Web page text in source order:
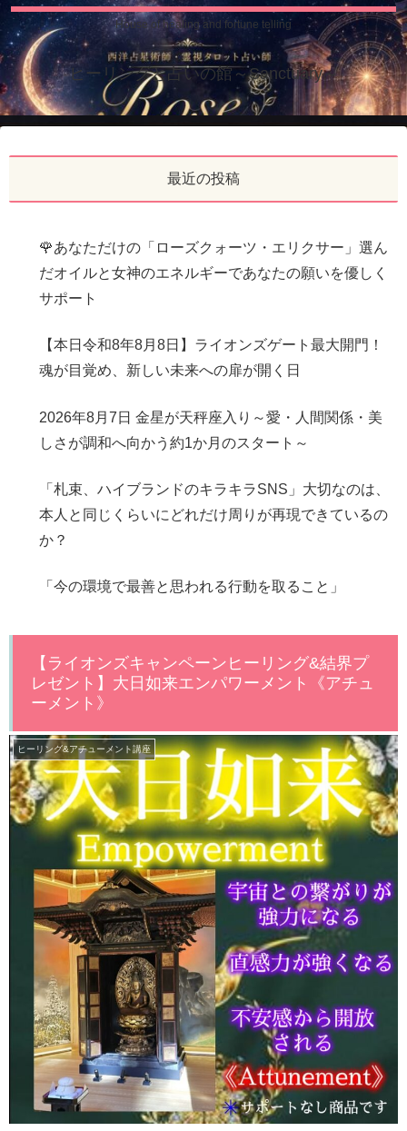
House of healing and fortune telling
ヒーリングと占いの館～Sanctuary～
最近の投稿
🌹あなただけの「ローズクォーツ・エリクサー」選ん
だオイルと女神のエネルギーであなたの願いを優しく
サポート
【本日令和8年8月8日】ライオンズゲート最大開門！
魂が目覚め、新しい未来への扉が開く日
2026年8月7日 金星が天秤座入り～愛・人間関係・美
しさが調和へ向かう約1か月のスタート～
「札束、ハイブランドのキラキラSNS」大切なのは、
本人と同じくらいにどれだけ周りが再現できているの
か？
「今の環境で最善と思われる行動を取ること」
【ライオンズキャンペーンヒーリング&結界プ
レゼント】大日如来エンパワーメント《アチュ
ーメント》
ヒーリング&アチューメント講座